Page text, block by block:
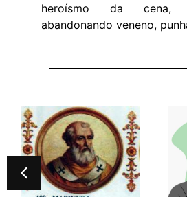
heroísmo da cena,
abandonando veneno,